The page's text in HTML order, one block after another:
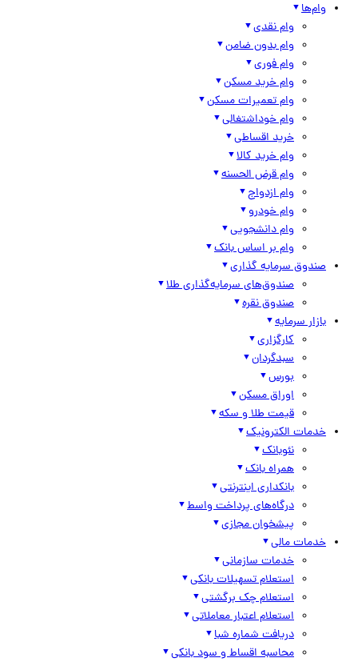
وام‌ها
وام نقدی
وام بدون ضامن
وام فوری
وام خرید مسکن
وام تعمیرات مسکن
وام خوداشتغالی
خرید اقساطی
وام خرید کالا
وام قرض الحسنه
وام ازدواج
وام خودرو
وام دانشجویی
وام بر اساس بانک
صندوق سرمایه گذاری
صندوق‌های سرمایه‌گذاری طلا
صندوق نقره
بازار سرمایه
کارگزاری
سبدگردان
بورس
اوراق مسکن
قیمت طلا و سکه
خدمات الکترونیک
نئوبانک
همراه بانک
بانکداری اینترنتی
درگاه‌های پرداخت واسط
پیشخوان مجازی
خدمات مالی
خدمات سازمانی
استعلام تسهیلات بانکی
استعلام چک برگشتی
استعلام اعتبار معاملاتی
دریافت شماره شبا
محاسبه اقساط و سود بانکی